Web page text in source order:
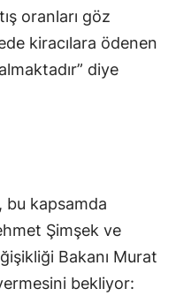
oranları göz
kiracılara ödenen
diye
bu kapsamda
Şimşek ve
Bakanı Murat
bekliyor: